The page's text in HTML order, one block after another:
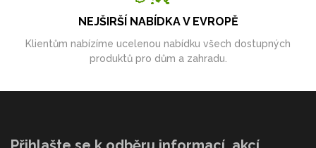
NEJŠIRŠÍ NABÍDKA V EVROPĚ
Klientům nabízíme ucelenou nabídku všech dostupných
produktů pro dům a zahradu.